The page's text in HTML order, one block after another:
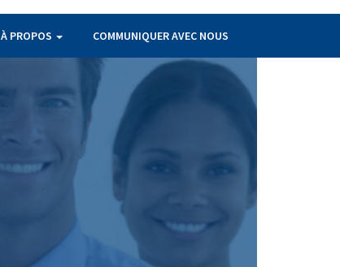
À PROPOS COMMUNIQUER AVEC NOUS